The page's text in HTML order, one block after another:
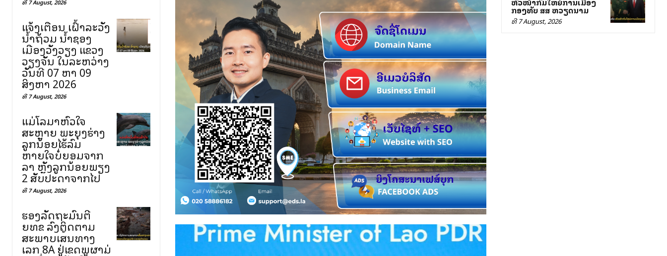
ທີ 7 August, 2026
ແຈ້ງເຕືອນ ເຝົ້າລະວັງ
ນ້ຳຖ້ວມ ນ້ຳຊອງ
ເມືອງວັງວຽງ ແຂວງ
ວຽງຈັນ ໃນລະຫວ່າງ
ວັນທີ 07 ຫາ 09
ສິງຫາ 2026
ທີ 7 August, 2026
ແມ່ໂລມາຫົວໃຈ
ສະຫຼາຍ ພະຍຸງຮ່າງ
ລູກນ້ອຍໄຮ້ລົມ
ຫາຍໃຈບໍ່ຍອມຈາກ
ລາ ຫຼັງລູກນ້ອຍພຽງ
2 ສັບປະດາຈາກໄປ
ທີ 7 August, 2026
ຮອງລັດຖະມົນຕີ
ຍທຂ ລົງຕິດຕາມ
ສະພາບເສັ້ນທາງ
ເລກ 8A ຢູ່ເຂດພູຜາມ່
ກອງທັບ ສສ ຫວຽດນາມ
ທີ 7 August, 2026